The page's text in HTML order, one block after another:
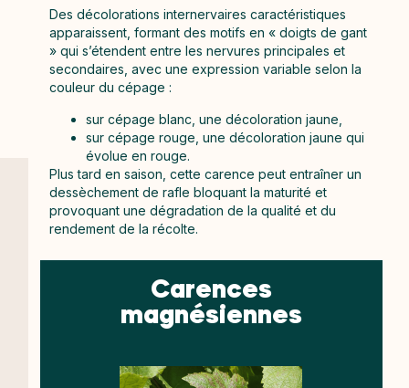
Des décolorations internervaires caractéristiques
apparaissent, formant des motifs en « doigts de gant
» qui s’étendent entre les nervures principales et
secondaires, avec une expression variable selon la
couleur du cépage :
sur cépage blanc, une décoloration jaune
sur cépage rouge, une décoloration jaune qui
évolue en rouge.
Plus tard en saison, cette carence peut entraîner un
dessèchement de rafle bloquant la maturité et
provoquant une dégradation de la qualité et du
rendement de la récolte.
Carences
magnésiennes